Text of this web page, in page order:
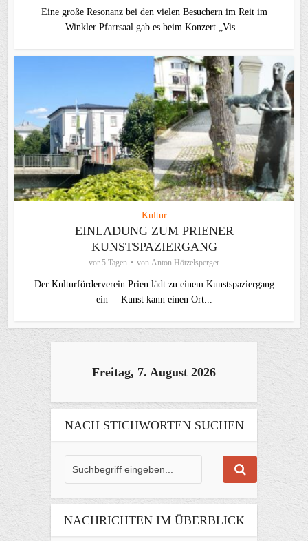
Eine große Resonanz bei den vielen Besuchern im Reit im
Winkler Pfarrsaal gab es beim Konzert „Vis...
Kultur
EINLADUNG ZUM PRIENER
KUNSTSPAZIERGANG
vor 5 Tagen von Anton Hötzelsperger
Der Kulturförderverein Prien lädt zu einem Kunstspaziergang
ein – Kunst kann einen Ort...
Freitag, 7. August 2026
NACH STICHWORTEN SUCHEN
NACHRICHTEN IM ÜBERBLICK